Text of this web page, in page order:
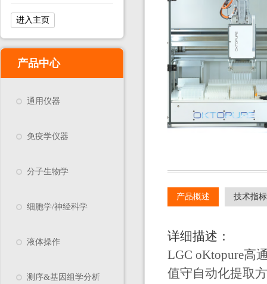
进入主页
产品中心
通用仪器
免疫学仪器
分子生物学
细胞学/神经科学
液体操作
测序&基因组学分析
产品概述 技术指
详细描述：
LGC oKtopure高
值守自动化提取